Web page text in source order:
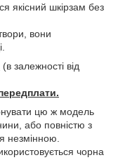
якісний шкірзам без
вони
(в залежності від
цю ж модель
або повністю з
незмінною.
чорна